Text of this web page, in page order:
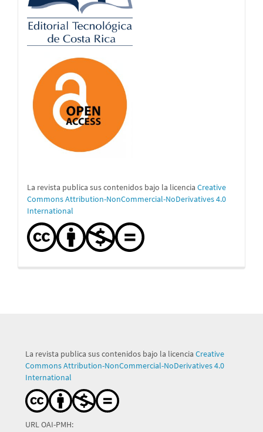
La revista publica sus contenidos bajo la licencia Creative
Commons Attribution-NonCommercial-NoDerivatives 4.0
International
La revista publica sus contenidos bajo la licencia Creative
Commons Attribution-NonCommercial-NoDerivatives 4.0
International
URL OAI-PMH: